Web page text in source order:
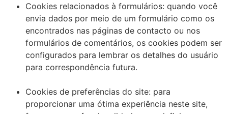
Cookies relacionados à formulários: quando você
envia dados por meio de um formulário como os
encontrados nas páginas de contacto ou nos
formulários de comentários, os cookies podem ser
configurados para lembrar os detalhes do usuário
para correspondência futura.
Cookies de preferências do site: para
proporcionar uma ótima experiência neste site,